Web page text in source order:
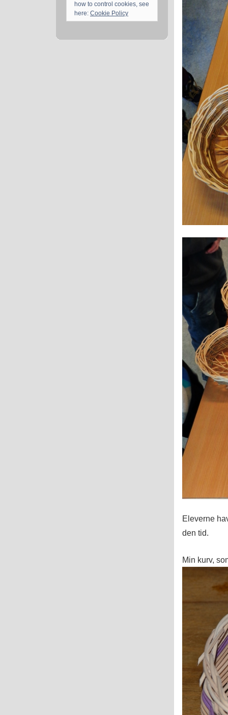
how to control cookies, see
here: Cookie Policy
Eleverne
den tid.
Min kurv,